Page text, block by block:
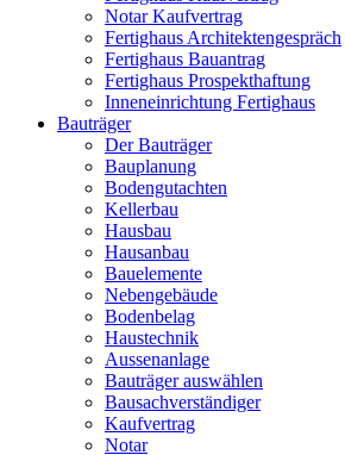
Notar Kaufvertrag
Fertighaus Architektengespräch
Fertighaus Bauantrag
Fertighaus Prospekthaftung
Inneneinrichtung Fertighaus
Bauträger
Der Bauträger
Bauplanung
Bodengutachten
Kellerbau
Hausbau
Hausanbau
Bauelemente
Nebengebäude
Bodenbelag
Haustechnik
Aussenanlage
Bauträger auswählen
Bausachverständiger
Kaufvertrag
Notar